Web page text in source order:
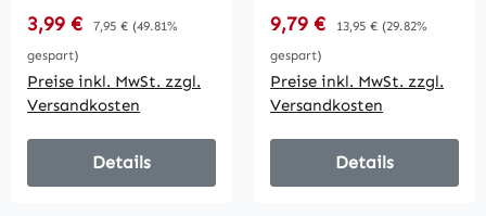
neutralweiß
Verkaufspreis:
3,99 € Regulärer Preis:
7,95 € (49.81%
gespart)
Preise inkl. MwSt. zzgl.
Versandkosten
Details
neutralweiß
Verkaufspreis:
9,79 € Regulärer Preis:
13,95 € (29.82%
gespart)
Preise inkl. MwSt. zzgl.
Versandkosten
Details